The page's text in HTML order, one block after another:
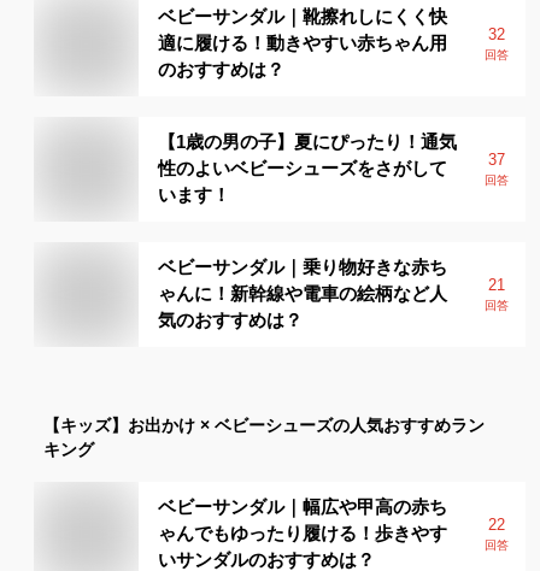
ベビーサンダル｜靴擦れしにくく快
適に履ける！動きやすい赤ちゃん用
のおすすめは？
32
回答
【1歳の男の子】夏にぴったり！通気
性のよいベビーシューズをさがして
います！
37
回答
ベビーサンダル｜乗り物好きな赤ち
ゃんに！新幹線や電車の絵柄など人
気のおすすめは？
21
回答
【キッズ】 お出かけ × ベビーシューズの人気おすすめラン
キング
ベビーサンダル｜幅広や甲高の赤ち
ゃんでもゆったり履ける！歩きやす
いサンダルのおすすめは？
22
回答